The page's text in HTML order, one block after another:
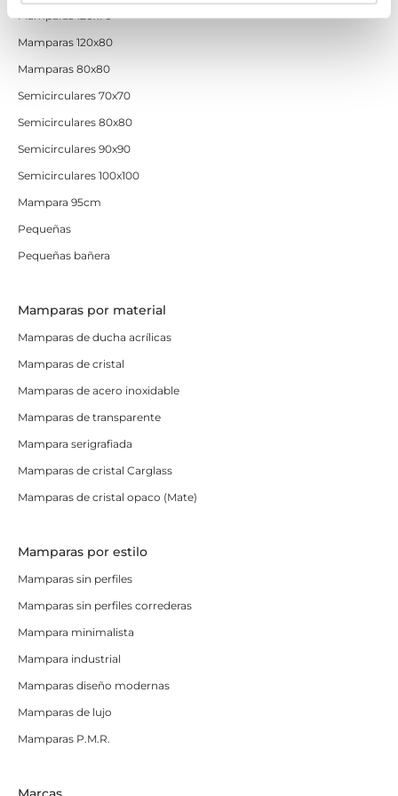
Mamparas 120x70
Mamparas 120x80
Mamparas 80x80
Semicirculares 70x70
Semicirculares 80x80
Semicirculares 90x90
Semicirculares 100x100
Mampara 95cm
Pequeñas
Pequeñas bañera
Mamparas por material
Mamparas de ducha acrílicas
Mamparas de cristal
Mamparas de acero inoxidable
Mamparas de transparente
Mampara serigrafiada
Mamparas de cristal Carglass
Mamparas de cristal opaco (Mate)
Mamparas por estilo
Mamparas sin perfiles
Mamparas sin perfiles correderas
Mampara minimalista
Mampara industrial
Mamparas diseño modernas
Mamparas de lujo
Mamparas P.M.R.